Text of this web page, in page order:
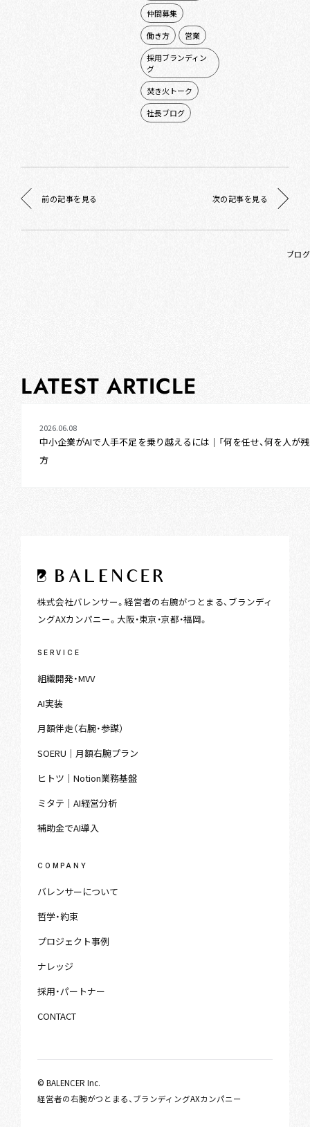
仲間募集
働き方
営業
採用ブランディン
グ
焚き火トーク
社長ブログ
前の記事を見る 次の記事を見る
ブロ
LATEST ARTICLE
2026.06.08
中小企業がAIで人手不足を乗り越えるには｜「何を任せ、何を人が
方
株式会社バレンサー。経営者の右腕がつとまる、ブランディ
ングAXカンパニー。大阪・東京・京都・福岡。
SERVICE
組織開発・MVV
AI実装
月額伴走（右腕・参謀）
SOERU｜月額右腕プラン
ヒトツ｜Notion業務基盤
ミタテ｜AI経営分析
補助金でAI導入
COMPANY
バレンサーについて
哲学・約束
プロジェクト事例
ナレッジ
採用・パートナー
CONTACT
© BALENCER Inc.
経営者の右腕がつとまる、ブランディングAXカンパニー